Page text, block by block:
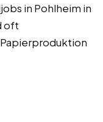
in Pohlheim in
oft